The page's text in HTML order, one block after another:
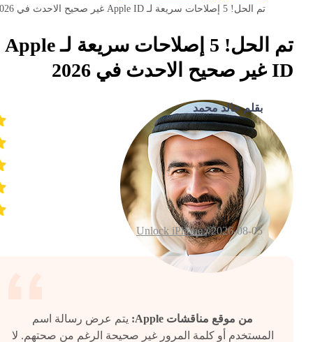
تم الحل! 5 إصلاحات سريعة لـ Apple ID غير صحيح الاحدث في 2026
تم الحل! 5 إصلاحات سريعة لـ Apple
ID غير صحيح الاحدث في 2026
بقلم خالد محمد
2026-08-05 /
Unlock iPhone
من موقع مناقشات Apple:
يتم عرض رسالة اسم
المستخدم أو كلمة المرور غير صحيحة الرغم من صحتهم. لا